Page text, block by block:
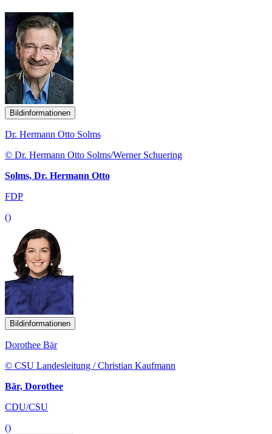
Bildinformationen
Dr. Hermann Otto Solms
© Dr. Hermann Otto Solms/Werner Schuering
Solms, Dr. Hermann Otto
FDP
()
Bildinformationen
Dorothee Bär
© CSU Landesleitung / Christian Kaufmann
Bär, Dorothee
CDU/CSU
()